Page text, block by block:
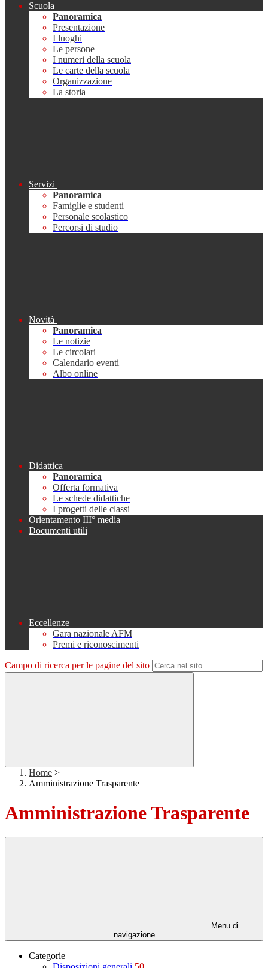
Scuola
Panoramica
Presentazione
I luoghi
Le persone
I numeri della scuola
Le carte della scuola
Organizzazione
La storia
Servizi
Panoramica
Famiglie e studenti
Personale scolastico
Percorsi di studio
Novità
Panoramica
Le notizie
Le circolari
Calendario eventi
Albo online
Didattica
Panoramica
Offerta formativa
Le schede didattiche
I progetti delle classi
Orientamento III° media
Documenti utili
Eccellenze
Gara nazionale AFM
Premi e riconoscimenti
Campo di ricerca per le pagine del sito
Home >
Amministrazione Trasparente
Amministrazione Trasparente
Menu di
navigazione
Categorie